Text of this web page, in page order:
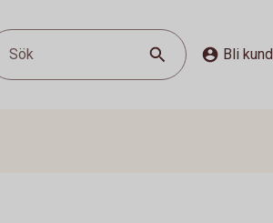
Sök Bli kund